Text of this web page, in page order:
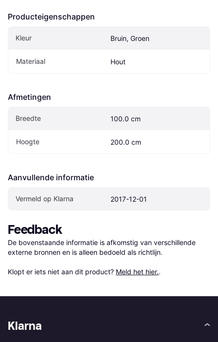
Producteigenschappen
Kleur Bruin, Groen
Materiaal Hout
Afmetingen
Breedte 100.0 cm
Hoogte 200.0 cm
Aanvullende informatie
Vermeld op Klarna 2017-12-01
Feedback
De bovenstaande informatie is afkomstig van verschillende
externe bronnen en is alleen bedoeld als richtlijn.
Klopt er iets niet aan dit product? Meld het hier..
Klarna